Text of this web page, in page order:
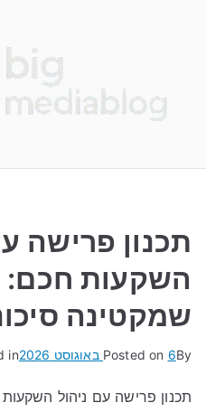
תכנון פרישה
השקעות חכם:
שמקטינה
By
Posted on 6 באוגוסט 2026 in
תכנון פרישה עם ניהול